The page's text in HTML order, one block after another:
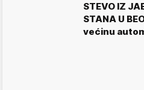
STEVO IZ
STANA U
većinu